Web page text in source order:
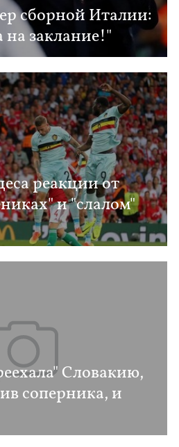
сборной Италии:
заклание!"
реакции от
и "слалом"
Словакию,
соперника, и